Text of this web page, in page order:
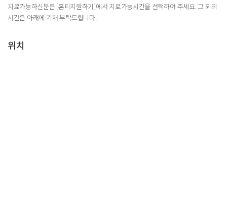
치료가능하신분은 [홈티지원하기]에서 치료가능시간을 선택하여 주세요. 그 외의
시간은 아래에 기재 부탁드립니다.
위치